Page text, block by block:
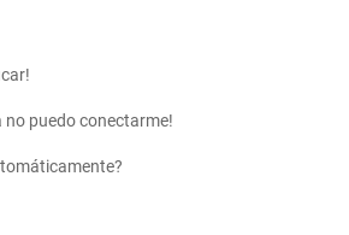
no puedo conectarme!